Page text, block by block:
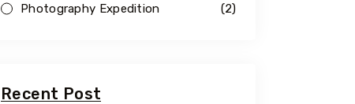
Photography Expedition (2)
Recent Post